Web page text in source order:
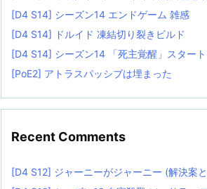
[D4 S14] シーズン14 エンドゲーム 雑感
[D4 S14] ドルイド 凍結切り裂きビルド
[D4 S14] シーズン14 「死主覚醒」スタート
[PoE2] アトラスパッシブは埋まった
Recent Comments
[D4 S12] ジャーニーがジャーニー (解決案